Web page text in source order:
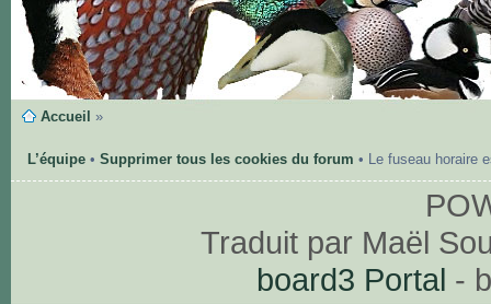
Accueil »
L’équipe• Supprimer tous les cookies du forum • Le fuseau horaire
Traduit par Maël
board3 Portal -